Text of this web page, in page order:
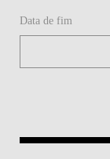
Data de fim